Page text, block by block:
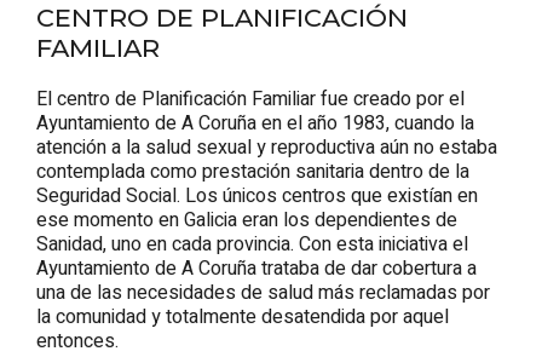
CENTRO DE PLANIFICACIÓN
FAMILIAR
El centro de Planificación Familiar fue creado por el
Ayuntamiento de A Coruña en el año 1983, cuando la
atención a la salud sexual y reproductiva aún no estaba
contemplada como prestación sanitaria dentro de la
Seguridad Social. Los únicos centros que existían en
ese momento en Galicia eran los dependientes de
Sanidad, uno en cada provincia. Con esta iniciativa el
Ayuntamiento de A Coruña trataba de dar cobertura a
una de las necesidades de salud más reclamadas por
la comunidad y totalmente desatendida por aquel
entonces.